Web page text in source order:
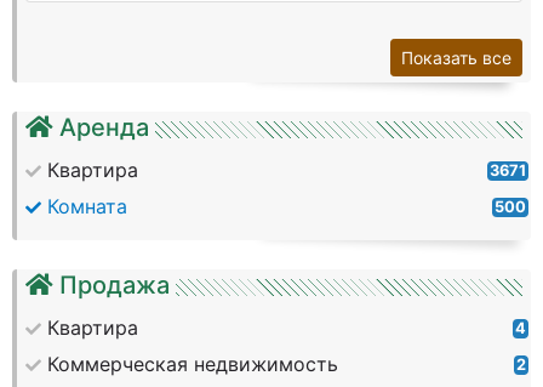
Аренда
Квартира 3671
Комната 500
Продажа
Квартира 4
Коммерческая недвижимость 2
Показать все